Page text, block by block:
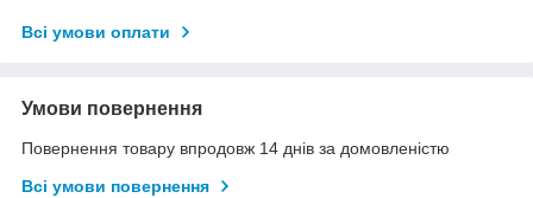
Всі умови оплати
Умови повернення
Повернення товару впродовж 14 днів за домовленістю
Всі умови повернення